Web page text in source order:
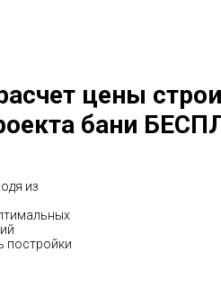
цены
бани
из
постройки